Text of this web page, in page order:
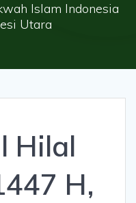
Islam Indonesia
Utara
Hilal
H,